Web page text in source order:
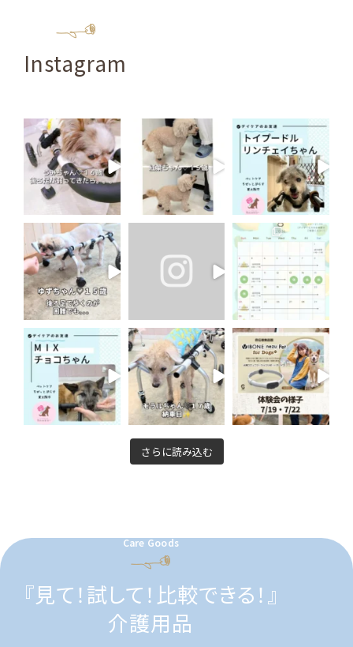
Instagram
さらに読み込む
Care Goods
『見て！試して！比較できる！』
介護用品